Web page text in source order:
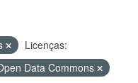
Licenças:
Data Commons